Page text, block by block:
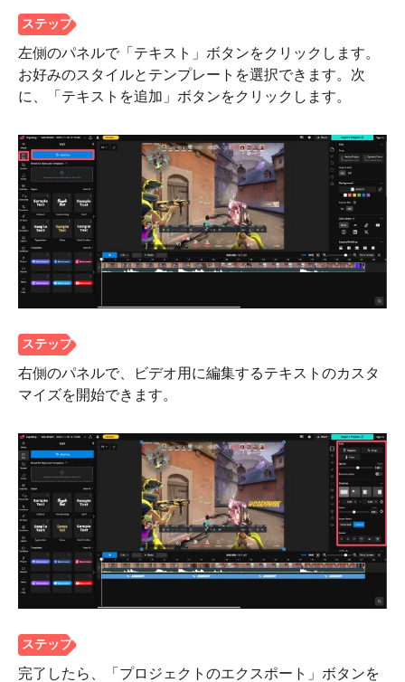
ステップ
3。
左側のパネルで「テキスト」ボタンをクリックします。
お好みのスタイルとテンプレートを選択できます。次
に、「テキストを追加」ボタンをクリックします。
右側のパネルで、ビデオ用に編集するテキストのカスタ
マイズを開始できます。
完了したら、「プロジェクトのエクスポート」ボタンを